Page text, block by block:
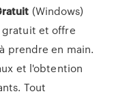
(Windows)
gratuit et offre
prendre en main.
et l'obtention
Tout